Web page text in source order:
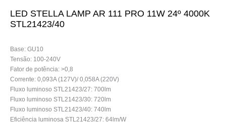
LED STELLA LAMP AR 111 PRO 11W 24º 4000K
STL21423/40
Base: GU10
Tensão: 100-240V
Fator de potência: >0,8
Corrente: 0,093A (127V)/ 0,058A (220V)
Fluxo luminoso STL21423/27: 700lm
Fluxo luminoso STL21423/30: 720lm
Fluxo luminoso STL21423/40: 740lm
Eficiência luminosa STL21423/27: 64lm/W